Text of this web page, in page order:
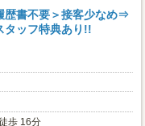
歴書不要＞接客少なめ⇒
ッフ特典あり!!
歩 16分